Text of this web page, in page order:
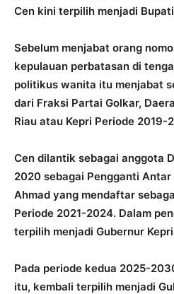
Cen kini terpilih menjadi
Sebelum menjabat orang
kepulauan perbatasan di
politikus wanita itu menjabat
dari Fraksi Partai Golkar,
Riau atau Kepri Periode 2019-
Cen dilantik sebagai anggota
2020 sebagai Pengganti
Ahmad yang mendaftar
Periode 2021-2024. Dalam
terpilih menjadi Gubernur
Pada periode kedua 2025-
itu, kembali terpilih menjadi